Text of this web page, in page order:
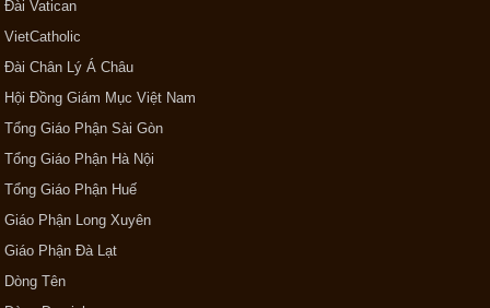
Đài Vatican
VietCatholic
Đài Chân Lý Á Châu
Hội Đồng Giám Mục Việt Nam
Tổng Giáo Phận Sài Gòn
Tổng Giáo Phận Hà Nội
Tổng Giáo Phận Huế
Giáo Phận Long Xuyên
Giáo Phận Đà Lạt
Dòng Tên